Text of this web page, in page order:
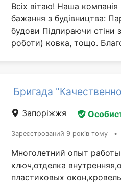
Всіх вітаю! Наша компанія
бажання з будівництва:
будови Підпираючи стіни
роботи) ковка, тощо.
Бригада
Запоріжжя
Зареєстрований 9 років тому •
Многолетний опыт
ключ,отделка
пластиковых